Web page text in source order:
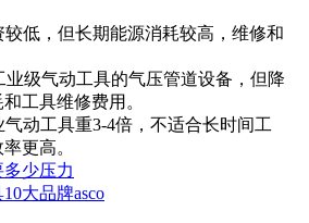
低，但长期能源消耗较高，维修和
业级气动工具的气压管道设备，但降
工具维修费用。
动工具重3-4倍，不适合长时间工
更高。
少压力
大品牌asco